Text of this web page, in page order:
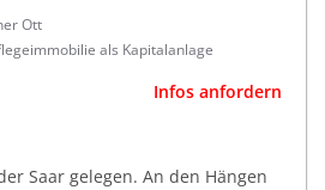
Ott
als Kapitalanlage
Infos anfordern
Saar gelegen. An den Hängen